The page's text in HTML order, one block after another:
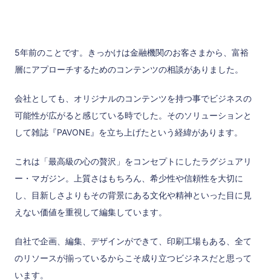
5年前のことです。きっかけは金融機関のお客さまから、富裕
層にアプローチするためのコンテンツの相談がありました。
会社としても、オリジナルのコンテンツを持つ事でビジネスの
可能性が広がると感じている時でした。そのソリューションと
して雑誌『PAVONE』を立ち上げたという経緯があります。
これは「最高級の心の贅沢」をコンセプトにしたラグジュアリ
ー・マガジン。上質さはもちろん、希少性や信頼性を大切に
し、目新しさよりもその背景にある文化や精神といった目に見
えない価値を重視して編集しています。
自社で企画、編集、デザインができて、印刷工場もある、全て
のリソースが揃っているからこそ成り立つビジネスだと思って
います。